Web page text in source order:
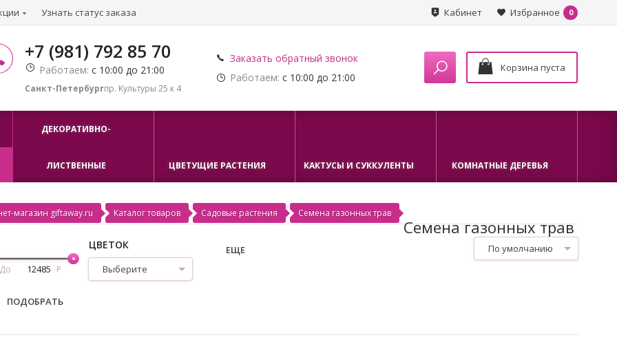
Узнать статус заказа Избранное 0
Кабинет
+7 (981) 792 85 70
Работаем: с 10:00 до 21:00
Санкт-Петербургпр. Культуры 25 к 4
Заказать обратный звонок
Работаем: с 10:00 до 21:00
Корзина пуста
ДЕКОРАТИВНО-
ЛИСТВЕННЫЕ ЦВЕТУЩИЕ РАСТЕНИЯ КАКТУСЫ И СУККУЛЕНТЫ КОМНАТНЫЕ ДЕРЕВЬЯ
магазин giftaway.ru Каталог товаров Садовые растения Семена газонных трав
Семена газонных трав
По умолчанию
До Р
ЦВЕТОК
Выберите
ЕЩЕ
ПОДОБРАТЬ